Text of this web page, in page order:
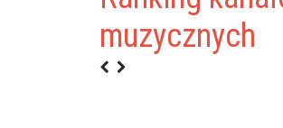
muzycznych